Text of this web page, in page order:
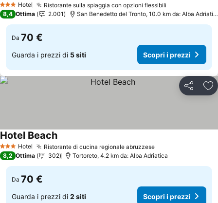
3 StelleHotel Ristorante sulla spiaggia con opzioni flessibili
8,4 Ottima 2.001 San Benedetto del Tronto, 10.0 km da: Alba Adriatica
Da 70 €
Guarda i prezzi di 5 siti Scopri i prezzi
Condividi
3 StelleHotel Ristorante di cucina regionale abruzzese
Hotel Beach
8,2 Ottima 302 Tortoreto, 4.2 km da: Alba Adriatica
Da 70 €
Guarda i prezzi di 2 siti Scopri i prezzi